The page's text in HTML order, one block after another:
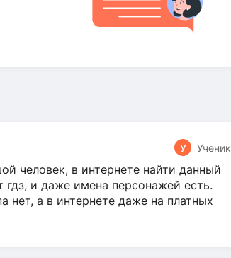
У Ученик
человек, в интернете найти данный
гдз, и даже имена персонажей есть.
нет, а в интернете даже на платных